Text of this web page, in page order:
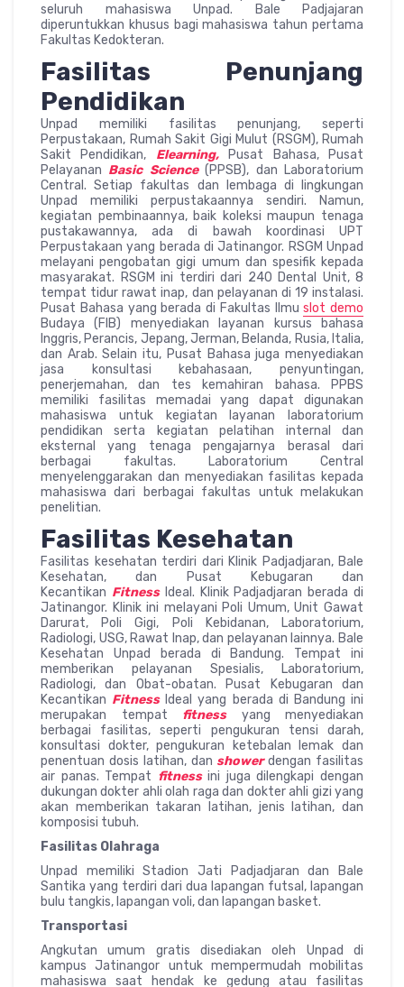
seluruh mahasiswa Unpad. Bale Padjajaran
diperuntukkan khusus bagi mahasiswa tahun pertama
Fakultas Kedokteran.
Fasilitas Penunjang
Pendidikan
Unpad memiliki fasilitas penunjang, seperti
Perpustakaan, Rumah Sakit Gigi Mulut (RSGM), Rumah
Sakit Pendidikan, Elearning,Pusat Bahasa, Pusat
Pelayanan Basic Science(PPSB), dan Laboratorium
Central. Setiap fakultas dan lembaga di lingkungan
Unpad memiliki perpustakaannya sendiri. Namun,
kegiatan pembinaannya, baik koleksi maupun tenaga
pustakawannya, ada di bawah koordinasi UPT
Perpustakaan yang berada di Jatinangor. RSGM Unpad
melayani pengobatan gigi umum dan spesifik kepada
masyarakat. RSGM ini terdiri dari 240 Dental Unit, 8
tempat tidur rawat inap, dan pelayanan di 19 instalasi.
Pusat Bahasa yang berada di Fakultas Ilmuslot demo
Budaya (FIB) menyediakan layanan kursus bahasa
Inggris, Perancis, Jepang, Jerman, Belanda, Rusia, Italia,
dan Arab. Selain itu, Pusat Bahasa juga menyediakan
jasa konsultasi kebahasaan, penyuntingan,
penerjemahan, dan tes kemahiran bahasa. PPBS
memiliki fasilitas memadai yang dapat digunakan
mahasiswa untuk kegiatan layanan laboratorium
pendidikan serta kegiatan pelatihan internal dan
eksternal yang tenaga pengajarnya berasal dari
berbagai fakultas. Laboratorium Central
menyelenggarakan dan menyediakan fasilitas kepada
mahasiswa dari berbagai fakultas untuk melakukan
penelitian.
Fasilitas Kesehatan
Fasilitas kesehatan terdiri dari Klinik Padjadjaran, Bale
Kesehatan, dan Pusat Kebugaran dan
Kecantikan FitnessIdeal. Klinik Padjadjaran berada di
Jatinangor. Klinik ini melayani Poli Umum, Unit Gawat
Darurat, Poli Gigi, Poli Kebidanan, Laboratorium,
Radiologi, USG, Rawat Inap, dan pelayanan lainnya. Bale
Kesehatan Unpad berada di Bandung. Tempat ini
memberikan pelayanan Spesialis, Laboratorium,
Radiologi, dan Obat-obatan. Pusat Kebugaran dan
Kecantikan FitnessIdeal yang berada di Bandung ini
merupakan tempat fitnessyang menyediakan
berbagai fasilitas, seperti pengukuran tensi darah,
konsultasi dokter, pengukuran ketebalan lemak dan
penentuan dosis latihan, dan showerdengan fasilitas
air panas. Tempat fitnessini juga dilengkapi dengan
dukungan dokter ahli olah raga dan dokter ahli gizi yang
akan memberikan takaran latihan, jenis latihan, dan
komposisi tubuh.
Fasilitas Olahraga
Unpad memiliki Stadion Jati Padjadjaran dan Bale
Santika yang terdiri dari dua lapangan futsal, lapangan
bulu tangkis, lapangan voli, dan lapangan basket.
Transportasi
Angkutan umum gratis disediakan oleh Unpad di
kampus Jatinangor untuk mempermudah mobilitas
mahasiswa saat hendak ke gedung atau fasilitas